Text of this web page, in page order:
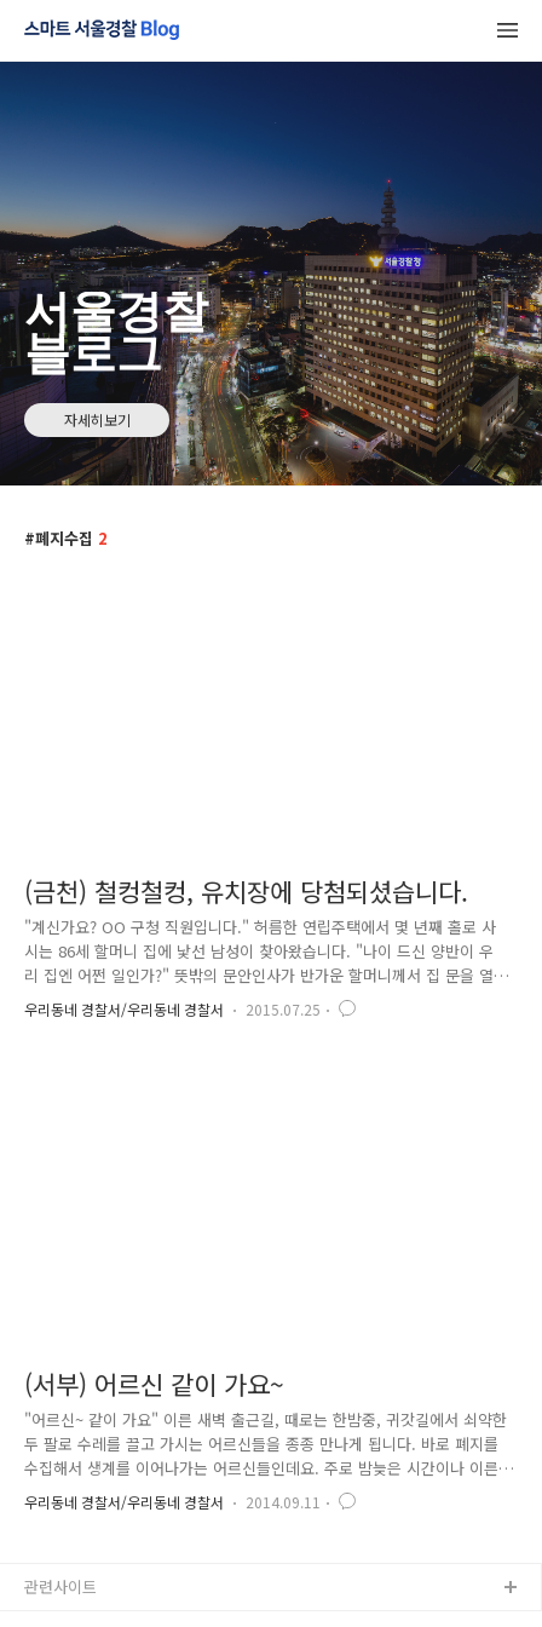
서울경찰
블로그
자세히보기
폐지수집 2
(금천) 철컹철컹, 유치장에 당첨되셨습니다.
"계신가요? OO 구청 직원입니다." 허름한 연립주택에서 몇 년째 홀로 사
시는 86세 할머니 집에 낯선 남성이 찾아왔습니다. "나이 드신 양반이 우
리 집엔 어쩐 일인가?" 뜻밖의 문안인사가 반가운 할머니께서 집 문을 열
어보니, 한 손엔 검은색 바인더를 든 중년 남성이 볼 일이 있다며 찾아왔습
니다. "구청 직원인데요..할머니께서 임대 아파트에 당첨이 되었다는 기쁜
우리동네 경찰서/우리동네 경찰서 2015.07.25
(서부) 어르신 같이 가요~
"어르신~ 같이 가요" 이른 새벽 출근길, 때로는 한밤중, 귀갓길에서 쇠약한
두 팔로 수레를 끌고 가시는 어르신들을 종종 만나게 됩니다. 바로 폐지를
수집해서 생계를 이어나가는 어르신들인데요. 주로 밤늦은 시간이나 이른
새벽에 폐지를 수거하시다 보니 교통사고의 위험도 그만큼 높아지기 마련
입니다. 그러나 경찰의 인력만으로는 폐지를 수집하시는 어르신들의 교통
홍보를 하여 ‘사고로부터 안전한 서울’을 만들기로 했습니다. 녹색 어머니
우리동네 경찰서/우리동네 경찰서 2014.09.11
관련사이트